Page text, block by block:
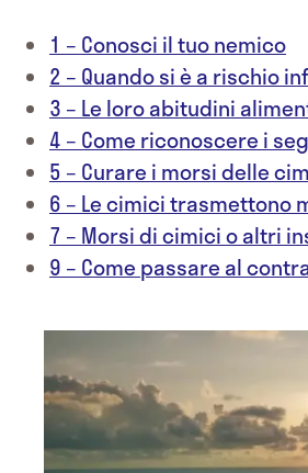
1 – Conosci il tuo nemico
2 – Quando si è a rischio
3 – Le loro abitudini
4 – Come riconoscere i
5 – Curare i morsi delle
6 – Le cimici trasmettono
7 – Morsi di cimici o altri
9 – Come passare al